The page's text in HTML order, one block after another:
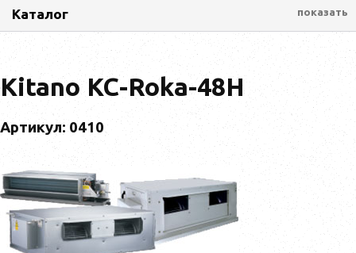
Каталог показать
Kitano KC-Roka-48H
Артикул: 0410